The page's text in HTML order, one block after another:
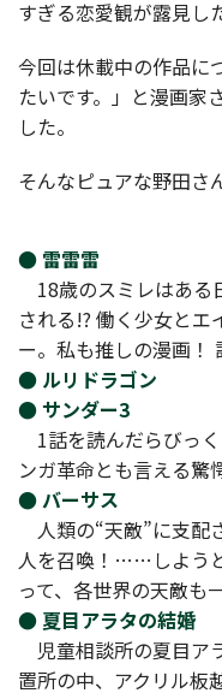
すぎる恋愛観が露見し
今回は休載中の作品に
たいです。」と漫画家
した。
そんなピュアな野田さ
● 雷雷雷
18歳のスミレはある
される!? 働く少女とエ
ー。私も推しの漫画！
● ルリドラゴン
● サンダー3
1話を読んだらびっ
ンガ革命とも言える驚
● バーサス
人類の“天敵”に支配
人を召喚！……しよう
って、各世界の天敵も
● 夏目アラタの結婚
児童相談所の夏目ア
置所の中、アクリル板